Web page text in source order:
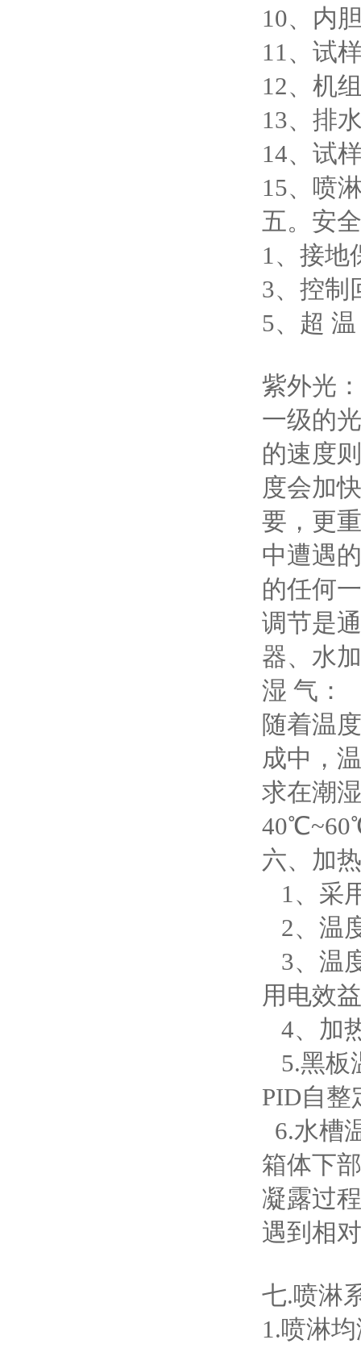
10、内
11、试
12、
13、排
14、试
15、
五。安
1、接地
3、控制
5、超
紫外光：
一级的
的速度
度会加
要，更
中遭遇
的任何
调节是
器、水
湿 气：
随着温
成中，
求在潮
六、加
1、采
2、温
3、温
用电效益
4、加
5.黑板
PID自整
6.水槽
箱体下
凝露过
遇到相
七.喷淋
1.喷淋